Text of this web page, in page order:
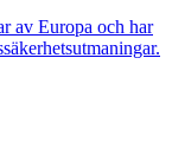
av Europa och har